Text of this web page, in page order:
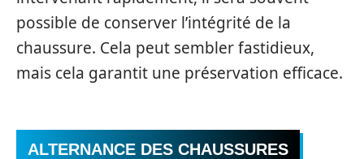
possible de conserver l’intégrité de la
chaussure. Cela peut sembler fastidieux,
mais cela garantit une préservation efficace.
ALTERNANCE DES CHAUSSURES